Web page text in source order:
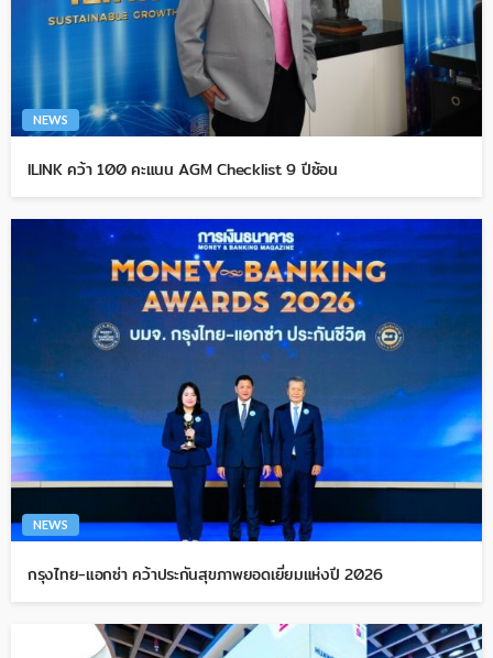
NEWS
ILINK คว้า 100 คะแนน AGM Checklist 9 ปีซ้อน
NEWS
กรุงไทย-แอกซ่า คว้าประกันสุขภาพยอดเยี่ยมแห่งปี 2026